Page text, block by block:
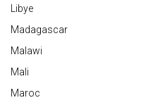
Libye
Madagascar
Malawi
Mali
Maroc